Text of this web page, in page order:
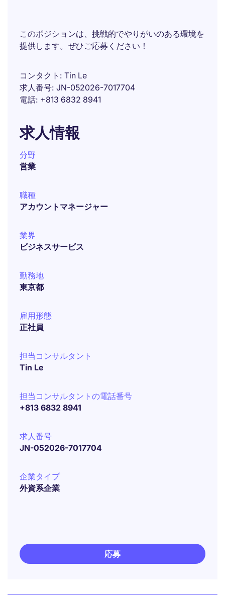
このポジションは、挑戦的でやりがいのある環境を
提供します。ぜひご応募ください！
コンタクト
Tin Le
求人番号 JN-052026-7017704
電話 +813 6832 8941
求人情報
分野
営業
職種
アカウントマネージャー
業界
ビジネスサービス
勤務地
東京都
雇用形態
正社員
担当コンサルタント
Tin Le
担当コンサルタントの電話番号
+813 6832 8941
求人番号
JN-052026-7017704
企業タイプ
外資系企業
応募